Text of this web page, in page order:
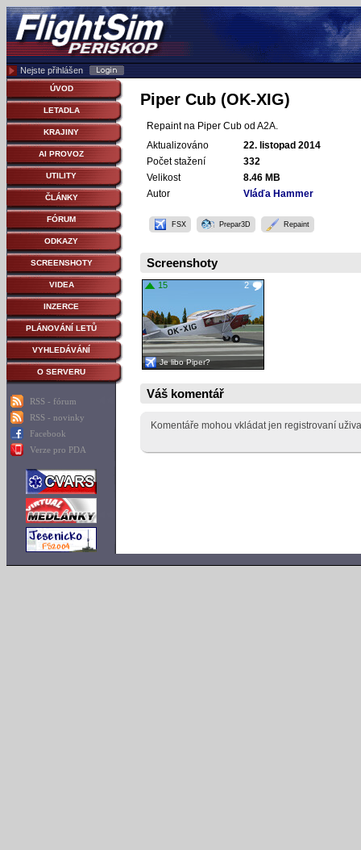
Nejste přihlášen
ÚVOD
LETADLA
KRAJINY
AI PROVOZ
UTILITY
ČLÁNKY
FÓRUM
ODKAZY
SCREENSHOTY
VIDEA
INZERCE
PLÁNOVÁNÍ LETŮ
VYHLEDÁVÁNÍ
O SERVERU
RSS - fórum
RSS - novinky
Facebook
Verze pro PDA
Piper Cub (OK-XIG)
Repaint na Piper Cub od A2A.
Aktualizováno
22. listopad 2014
Počet stažení
332
Velikost
8.46 MB
Autor
Vláďa Hammer
FSX Prepar3D Repaint
Screenshoty
2
15
Je libo Piper?
Váš komentář
Komentáře mohou vkládat jen registrovaní